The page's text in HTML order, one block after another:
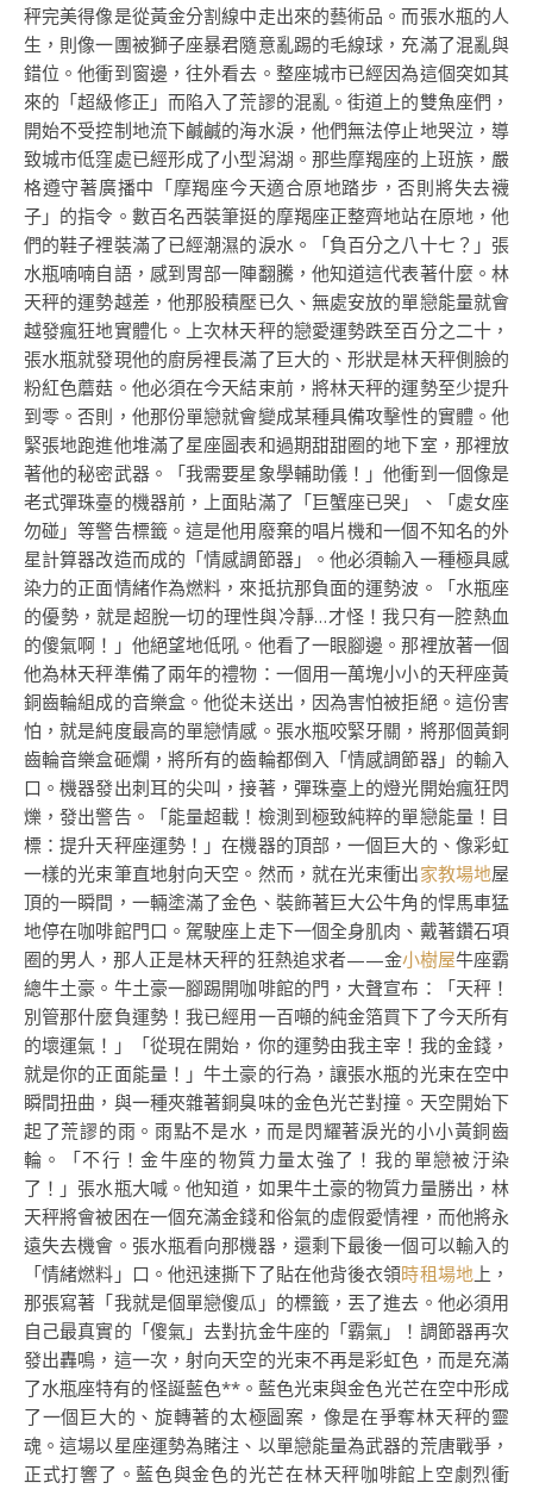
秤完美得像是從黃金分割線中走出來的藝術品。而張水瓶的人
生，則像一團被獅子座暴君隨意亂踢的毛線球，充滿了混亂與
錯位。他衝到窗邊，往外看去。整座城市已經因為這個突如其
來的「超級修正」而陷入了荒謬的混亂。街道上的雙魚座們，
開始不受控制地流下鹹鹹的海水淚，他們無法停止地哭泣，導
致城市低窪處已經形成了小型潟湖。那些摩羯座的上班族，嚴
格遵守著廣播中「摩羯座今天適合原地踏步，否則將失去襪
子」的指令。數百名西裝筆挺的摩羯座正整齊地站在原地，他
們的鞋子裡裝滿了已經潮濕的淚水。「負百分之八十七？」張
水瓶喃喃自語，感到胃部一陣翻騰，他知道這代表著什麼。林
天秤的運勢越差，他那股積壓已久、無處安放的單戀能量就會
越發瘋狂地實體化。上次林天秤的戀愛運勢跌至百分之二十，
張水瓶就發現他的廚房裡長滿了巨大的、形狀是林天秤側臉的
粉紅色蘑菇。他必須在今天結束前，將林天秤的運勢至少提升
到零。否則，他那份單戀就會變成某種具備攻擊性的實體。他
緊張地跑進他堆滿了星座圖表和過期甜甜圈的地下室，那裡放
著他的秘密武器。「我需要星象學輔助儀！」他衝到一個像是
老式彈珠臺的機器前，上面貼滿了「巨蟹座已哭」、「處女座
勿碰」等警告標籤。這是他用廢棄的唱片機和一個不知名的外
星計算器改造而成的「情感調節器」。他必須輸入一種極具感
染力的正面情緒作為燃料，來抵抗那負面的運勢波。「水瓶座
的優勢，就是超脫一切的理性與冷靜…才怪！我只有一腔熱血
的傻氣啊！」他絕望地低吼。他看了一眼腳邊。那裡放著一個
他為林天秤準備了兩年的禮物：一個用一萬塊小小的天秤座黃
銅齒輪組成的音樂盒。他從未送出，因為害怕被拒絕。這份害
怕，就是純度最高的單戀情感。張水瓶咬緊牙關，將那個黃銅
齒輪音樂盒砸爛，將所有的齒輪都倒入「情感調節器」的輸入
口。機器發出刺耳的尖叫，接著，彈珠臺上的燈光開始瘋狂閃
爍，發出警告。「能量超載！檢測到極致純粹的單戀能量！目
標：提升天秤座運勢！」在機器的頂部，一個巨大的、像彩虹
一樣的光束筆直地射向天空。然而，就在光束衝出家教場地屋
頂的一瞬間，一輛塗滿了金色、裝飾著巨大公牛角的悍馬車猛
地停在咖啡館門口。駕駛座上走下一個全身肌肉、戴著鑽石項
圈的男人，那人正是林天秤的狂熱追求者——金小樹屋牛座霸
總牛土豪。牛土豪一腳踢開咖啡館的門，大聲宣布：「天秤！
別管那什麼負運勢！我已經用一百噸的純金箔買下了今天所有
的壞運氣！」「從現在開始，你的運勢由我主宰！我的金錢，
就是你的正面能量！」牛土豪的行為，讓張水瓶的光束在空中
瞬間扭曲，與一種夾雜著銅臭味的金色光芒對撞。天空開始下
起了荒謬的雨。雨點不是水，而是閃耀著淚光的小小黃銅齒
輪。「不行！金牛座的物質力量太強了！我的單戀被汙染
了！」張水瓶大喊。他知道，如果牛土豪的物質力量勝出，林
天秤將會被困在一個充滿金錢和俗氣的虛假愛情裡，而他將永
遠失去機會。張水瓶看向那機器，還剩下最後一個可以輸入的
「情緒燃料」口。他迅速撕下了貼在他背後衣領時租場地上，
那張寫著「我就是個單戀傻瓜」的標籤，丟了進去。他必須用
自己最真實的「傻氣」去對抗金牛座的「霸氣」！調節器再次
發出轟鳴，這一次，射向天空的光束不再是彩虹色，而是充滿
了水瓶座特有的怪誕藍色**。藍色光束與金色光芒在空中形成
了一個巨大的、旋轉著的太極圖案，像是在爭奪林天秤的靈
魂。這場以星座運勢為賭注、以單戀能量為武器的荒唐戰爭，
正式打響了。藍色與金色的光芒在林天秤咖啡館上空劇烈衝